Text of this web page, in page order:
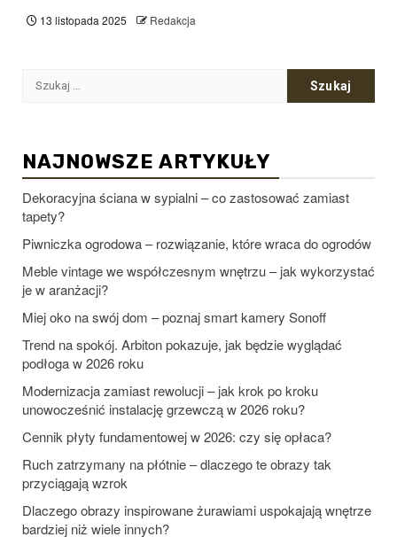
13 listopada 2025 Redakcja
Szukaj:
NAJNOWSZE ARTYKUŁY
Dekoracyjna ściana w sypialni – co zastosować zamiast
tapety?
Piwniczka ogrodowa – rozwiązanie, które wraca do ogrodów
Meble vintage we współczesnym wnętrzu – jak wykorzystać
je w aranżacji?
Miej oko na swój dom – poznaj smart kamery Sonoff
Trend na spokój. Arbiton pokazuje, jak będzie wyglądać
podłoga w 2026 roku
Modernizacja zamiast rewolucji – jak krok po kroku
unowocześnić instalację grzewczą w 2026 roku?
Cennik płyty fundamentowej w 2026: czy się opłaca?
Ruch zatrzymany na płótnie – dlaczego te obrazy tak
przyciągają wzrok
Dlaczego obrazy inspirowane żurawiami uspokajają wnętrze
bardziej niż wiele innych?